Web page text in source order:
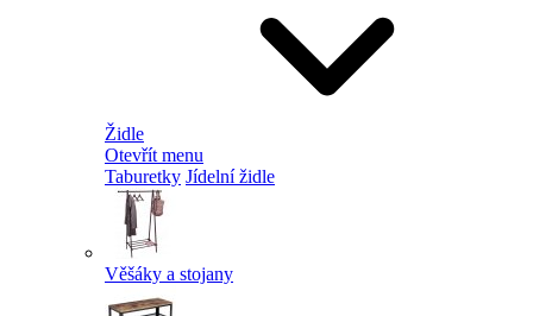
Židle
Otevřít menu
Taburetky Jídelní židle
Věšáky a stojany